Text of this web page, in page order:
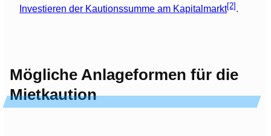
Investieren der Kautionssumme am Kapitalmarkt[2].
Mögliche Anlageformen für die
Mietkaution